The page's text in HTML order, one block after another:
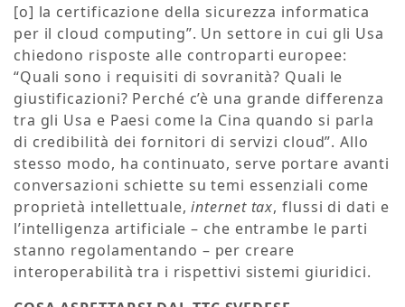
[o] la certificazione della sicurezza informatica
per il cloud computing”. Un settore in cui gli Usa
chiedono risposte alle controparti europee:
“Quali sono i requisiti di sovranità? Quali le
giustificazioni? Perché c’è una grande differenza
tra gli Usa e Paesi come la Cina quando si parla
di credibilità dei fornitori di servizi cloud”. Allo
stesso modo, ha continuato, serve portare avanti
conversazioni schiette su temi essenziali come
proprietà intellettuale,internet tax, flussi di dati e
l’intelligenza artificiale – che entrambe le parti
stanno regolamentando – per creare
interoperabilità tra i rispettivi sistemi giuridici.